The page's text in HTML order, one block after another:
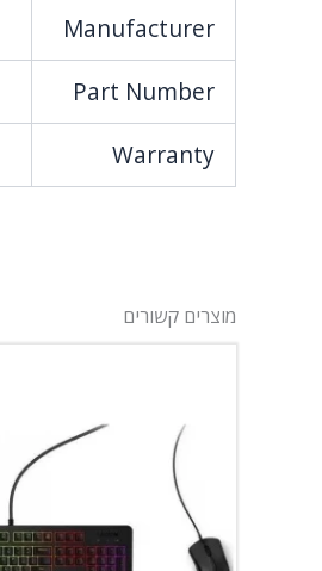
Manufacturer
Part Number
Warranty
מוצרים קשורים